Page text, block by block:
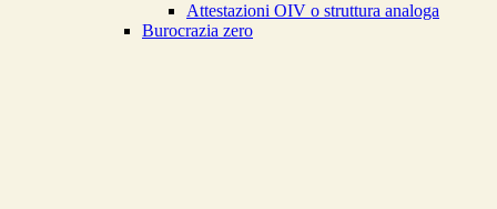
Attestazioni OIV o struttura analoga
Burocrazia zero